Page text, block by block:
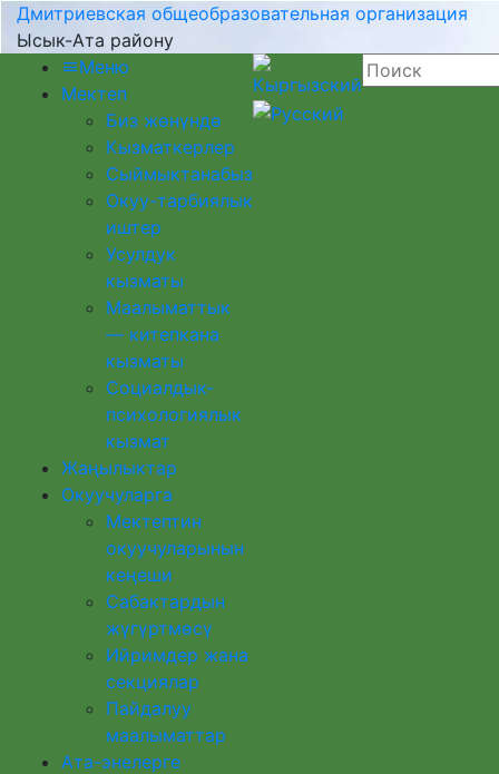
Дмитриевская общеобразовательная организация
Ысык-Ата району
Меню
Мектеп
Биз жөнүндө
Кызматкерлер
Сыймыктанабыз
Окуу-тарбиялык
иштер
Усулдук
кызматы
Маалыматтык
— китепкана
кызматы
Социалдык-
психологиялык
кызмат
Жаңылыктар
Окуучуларга
Мектептин
окуучуларынын
кеңеши
Сабактардын
жүгүртмѳсү
Ийримдер жана
секциялар
Пайдалуу
маалыматтар
Ата-энелерге